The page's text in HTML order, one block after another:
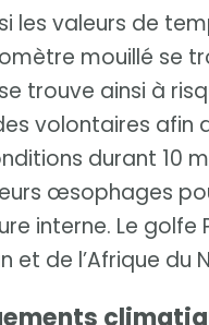
les valeurs de
mouillé se
trouve ainsi à
volontaires afin
durant 10
œsophages
interne. Le golfe
et de l’Afrique